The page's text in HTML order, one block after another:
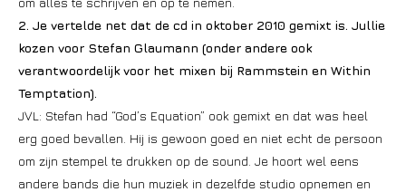
2. Je vertelde net dat de cd in oktober 2010 gemixt is. Jullie
kozen voor Stefan Glaumann (onder andere ook
verantwoordelijk voor het mixen bij Rammstein en Within
Temptation).
JVL: Stefan had “God’s Equation” ook gemixt en dat was heel
erg goed bevallen. Hij is gewoon goed en niet echt de persoon
om zijn stempel te drukken op de sound. Je hoort wel eens
andere bands die hun muziek in dezelfde studio opnemen en